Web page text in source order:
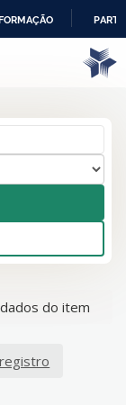
do item